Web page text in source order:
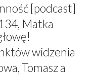
[podcast]
Matka
widzenia
Tomasz a